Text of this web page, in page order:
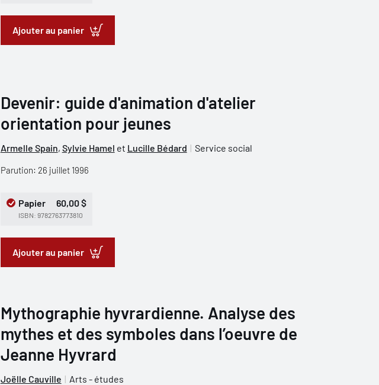
Ajouter au panier
Devenir: guide d'animation d'atelier
orientation pour jeunes
Armelle Spain, Sylvie Hamel et Lucille Bédard Service social
Parution: 26 juillet 1996
Papier 60,00 $
ISBN: 9782763773810
Ajouter au panier
Mythographie hyvrardienne. Analyse des
mythes et des symboles dans l’oeuvre de
Jeanne Hyvrard
Joëlle Cauville Arts - études